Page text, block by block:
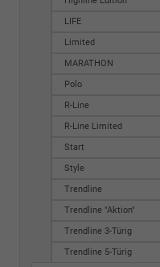
LIFE
Limited
MARATHON
Polo
R-Line
R-Line Limited
Start
Style
Trendline
Trendline "Aktion"
Trendline 3-Türig
Trendline 5-Türig